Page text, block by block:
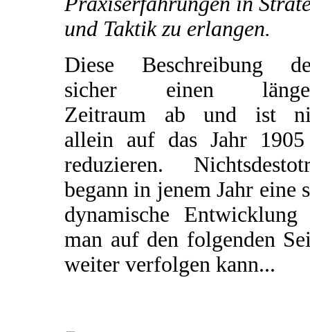
und Taktik zu erlangen.
Diese Beschreibung
sicher einen
Zeitraum ab und ist
allein auf das Jahr
reduzieren.
begann in jenem Jahr eine
dynamische Entwicklung
man auf den folgenden
weiter verfolgen kann...